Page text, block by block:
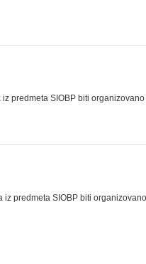
predmeta SIOBP biti
predmeta SIOBP biti